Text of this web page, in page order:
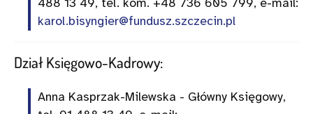
488 13 49, tel. kom. +48 736 605 799, e-mail:
karol.bisyngier@fundusz.szczecin.pl
Dział Księgowo-Kadrowy:
Anna Kasprzak-Milewska - Główny Księgowy,